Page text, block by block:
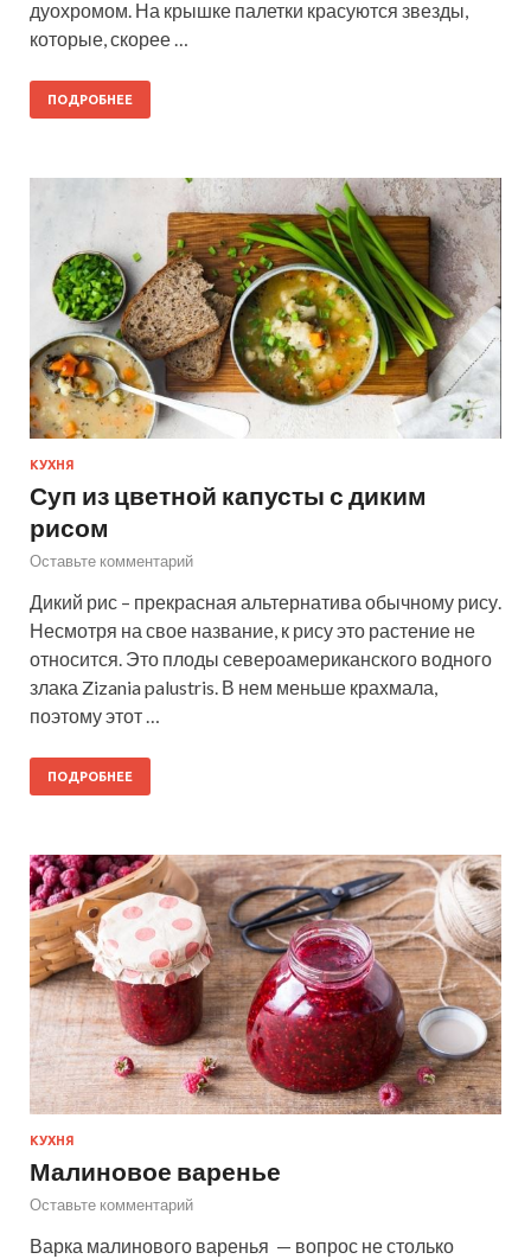
дуохромом. На крышке палетки красуются звезды,
которые, скорее …
ПОДРОБНЕЕ
КУХНЯ
Суп из цветной капусты с диким
рисом
Оставьте комментарий
Дикий рис – прекрасная альтернатива обычному рису.
Несмотря на свое название, к рису это растение не
относится. Это плоды североамериканского водного
злака Zizania palustris. В нем меньше крахмала,
поэтому этот …
ПОДРОБНЕЕ
КУХНЯ
Малиновое варенье
Оставьте комментарий
Варка малинового варенья — вопрос не столько